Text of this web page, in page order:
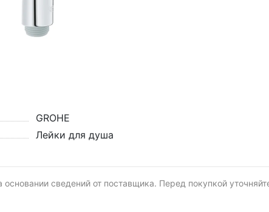
GROHE
Лейки для душа
сведений от поставщика. Перед покупкой